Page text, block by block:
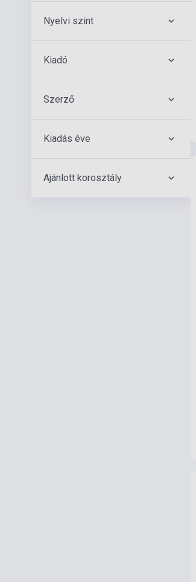
Nyelvi szint
Kiadó
Szerző
Kiadás éve
Ajánlott korosztály